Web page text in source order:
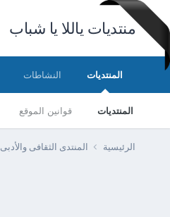
منتديات ياللا يا شباب
المنتديات
المنتديات قوانين الموقع
النشاطات
الرئيسية المنتدى الثقافى والأدبى